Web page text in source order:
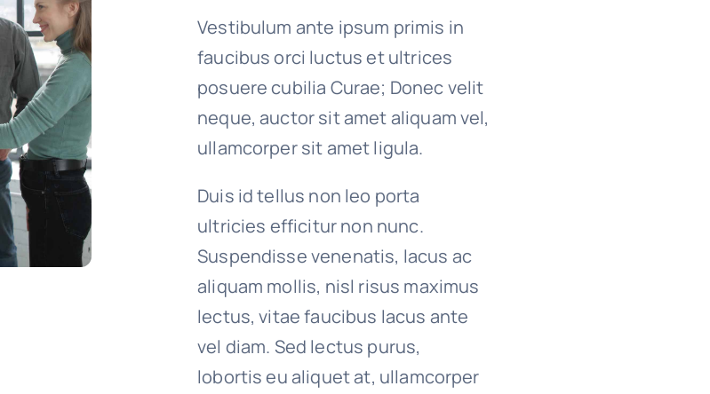
Vestibulum ante ipsum primis in
faucibus orci luctus et ultrices
posuere cubilia Curae; Donec velit
neque, auctor sit amet aliquam vel,
ullamcorper sit amet ligula.
Duis id tellus non leo porta
ultricies efficitur non nunc.
Suspendisse venenatis, lacus ac
aliquam mollis, nisl risus maximus
lectus, vitae faucibus lacus ante
vel diam. Sed lectus purus,
lobortis eu aliquet at, ullamcorper